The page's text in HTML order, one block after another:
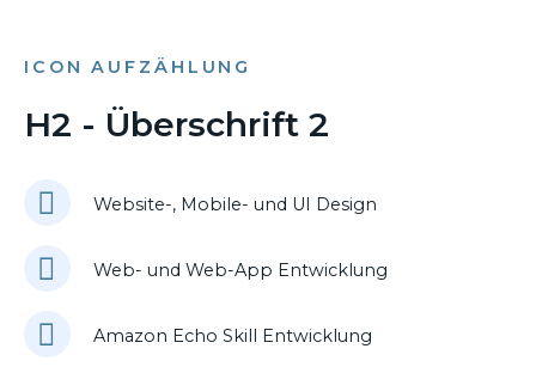
ICON AUFZÄHLUNG
H2 - Überschrift 2
Website-, Mobile- und UI Design
Web- und Web-App Entwicklung
Amazon Echo Skill Entwicklung